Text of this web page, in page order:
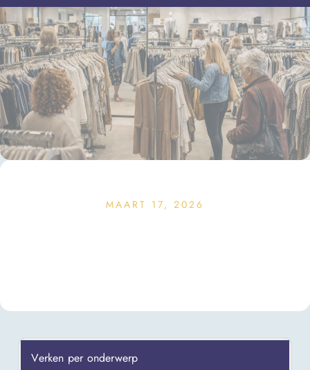
MAART 17, 2026
Verken per onderwerp